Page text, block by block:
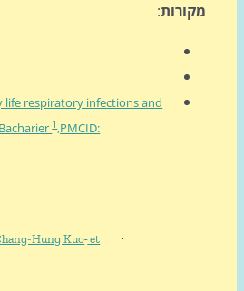
מקורות:
life respiratory infections and
1,PMCID:
·
Hung Kuoet